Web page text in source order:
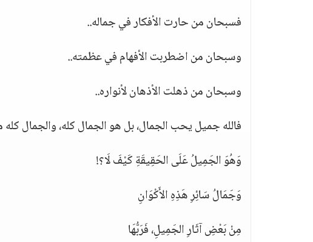
فسبحان من حارت الأفكار في جماله..
وسبحان من اضطربت الأفهام في عظمته..
وسبحان من ذهلت الأذهان لأنواره..
فالله جميل يحب الجمال، بل هو الجمال كله، والجمال
وَهُوَ الجَمِيلُ عَلَى الحَقِيقَةِ كَيْفَ لَا؟!
وَجَمَالُ سَائِرِ هَذِهِ الأَكْوَانِ
مِنْ بَعْضِ آثَارِ الجَمِيلِ، فَرَبُّهَا